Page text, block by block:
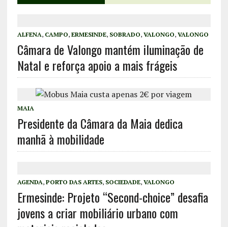
ALFENA, CAMPO, ERMESINDE, SOBRADO, VALONGO, VALONGO
Câmara de Valongo mantém iluminação de
Natal e reforça apoio a mais frágeis
MAIA
Presidente da Câmara da Maia dedica
manhã à mobilidade
AGENDA, PORTO DAS ARTES, SOCIEDADE, VALONGO
Ermesinde: Projeto “Second-choice” desafia
jovens a criar mobiliário urbano com